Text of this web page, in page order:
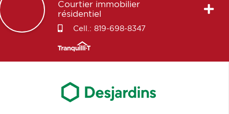
Courtier immobilier
résidentiel
Cell.: 819-698-8347